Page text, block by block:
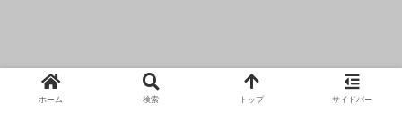
ホーム 検索 トップ サイドバー